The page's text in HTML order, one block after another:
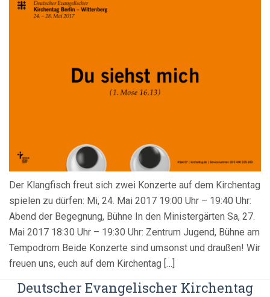
Der Klangfisch freut sich zwei Konzerte auf dem Kirchentag
spielen zu dürfen: Mi, 24. Mai 2017 19:00 Uhr – 19:40 Uhr:
Abend der Begegnung, Bühne In den Ministergärten Sa, 27.
Mai 2017 18:30 Uhr – 19:30 Uhr: Zentrum Jugend, Bühne am
Tempodrom Beide Konzerte sind umsonst und draußen! Wir
freuen uns, euch auf dem Kirchentag […]
Deutscher Evangelischer Kirchentag